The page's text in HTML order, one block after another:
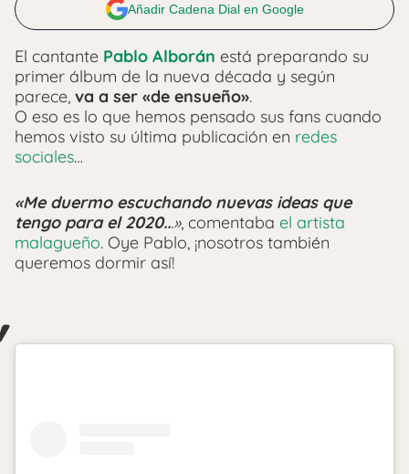
Añadir Cadena Dial en Google
El cantante Pablo Alborán está preparando su
primer álbum de la nueva década y según
parece, va a ser «de ensueño».
O eso es lo que hemos pensado sus fans cuando
hemos visto su última publicación en redes
sociales…
«Me duermo escuchando nuevas ideas que
tengo para el 2020...», comentaba el artista
malagueño. Oye Pablo, ¡nosotros también
queremos dormir así!